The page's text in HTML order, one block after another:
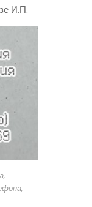
И.П.